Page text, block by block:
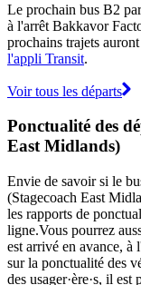
Le prochain bus B2
à l'arrêt Bakkavor
prochains trajets
l'appli Transit.
Voir tous les départs
Ponctualité des
East Midlands)
Envie de savoir si le
(Stagecoach East
les rapports de
ligne.Vous pourrez
est arrivé en avance, à
sur la ponctualité des
des usager·ère·s, il